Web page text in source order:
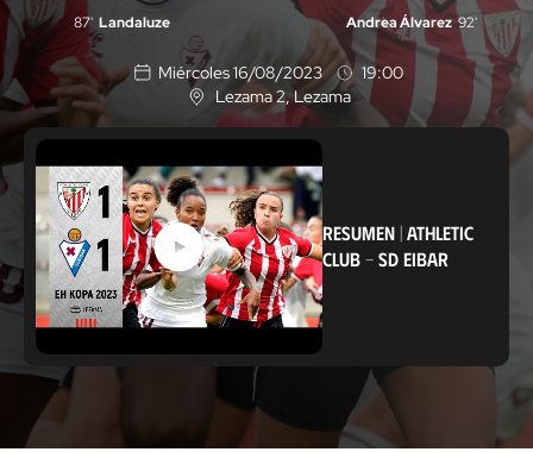
SD
Eibar
87' Landaluze Andrea Álvarez 92'
Miércoles 16/08/2023
19:00
U
b
i
c
a
c
i
ó
n
Lezama 2, Lezama
RESUMEN| ATHLETIC
CLUB- SD EIBAR